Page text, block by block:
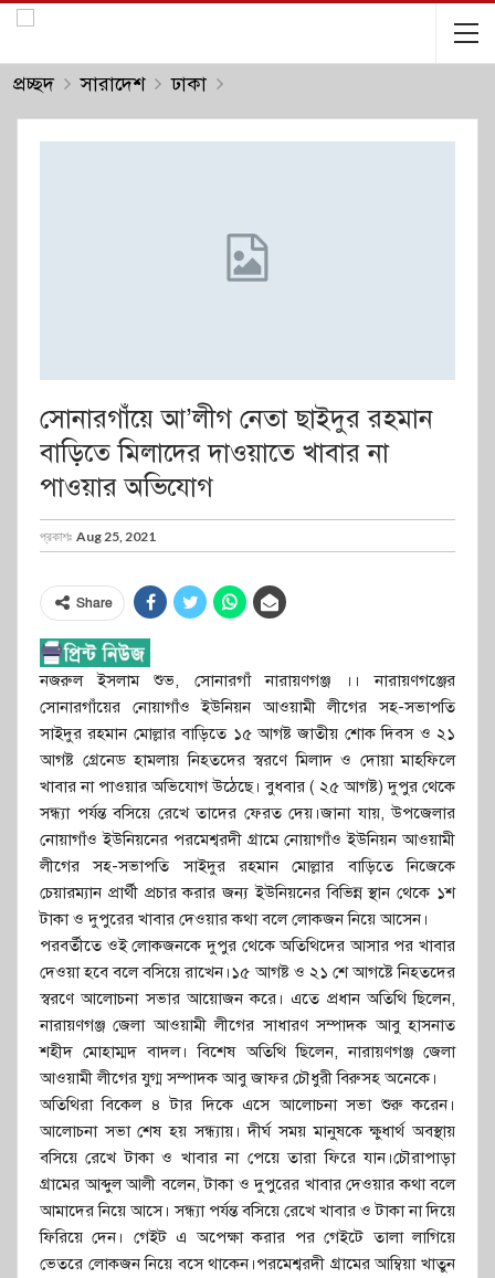
প্রচ্ছদ সারাদেশ ঢাকা
সোনারগাঁয়ে আ’লীগ নেতা ছাইদুর রহমান
বাড়িতে মিলাদের দাওয়াতে খাবার না
পাওয়ার অভিযোগ
প্রকাশঃ Aug 25, 2021
Share
নজরুল ইসলাম শুভ, সোনারগাঁ নারায়ণগঞ্জ ।। নারায়ণগঞ্জের
সোনারগাঁয়ের নোয়াগাঁও ইউনিয়ন আওয়ামী লীগের সহ-সভাপতি
সাইদুর রহমান মোল্লার বাড়িতে ১৫ আগষ্ট জাতীয় শোক দিবস ও ২১
আগষ্ট গ্রেনেড হামলায় নিহতদের স্বরণে মিলাদ ও দোয়া মাহফিলে
খাবার না পাওয়ার অভিযোগ উঠেছে। বুধবার ( ২৫ আগষ্ট) দুপুর থেকে
সন্ধ্যা পর্যন্ত বসিয়ে রেখে তাদের ফেরত দেয়।জানা যায়, উপজেলার
নোয়াগাঁও ইউনিয়নের পরমেশ্বরদী গ্রামে নোয়াগাঁও ইউনিয়ন আওয়ামী
লীগের সহ-সভাপতি সাইদুর রহমান মোল্লার বাড়িতে নিজেকে
চেয়ারম্যান প্রার্থী প্রচার করার জন্য ইউনিয়নের বিভিন্ন স্থান থেকে ১শ
টাকা ও দুপুরের খাবার দেওয়ার কথা বলে লোকজন নিয়ে আসেন।
পরবর্তীতে ওই লোকজনকে দুপুর থেকে অতিথিদের আসার পর খাবার
দেওয়া হবে বলে বসিয়ে রাখেন।১৫ আগষ্ট ও ২১ শে আগষ্টে নিহতদের
স্বরণে আলোচনা সভার আয়োজন করে। এতে প্রধান অতিথি ছিলেন,
নারায়ণগঞ্জ জেলা আওয়ামী লীগের সাধারণ সম্পাদক আবু হাসনাত
শহীদ মোহাম্মদ বাদল। বিশেষ অতিথি ছিলেন, নারায়ণগঞ্জ জেলা
আওয়ামী লীগের যুগ্ম সম্পাদক আবু জাফর চৌধুরী বিরুসহ অনেকে।
অতিথিরা বিকেল ৪ টার দিকে এসে আলোচনা সভা শুরু করেন।
আলোচনা সভা শেষ হয় সন্ধ্যায়। দীর্ঘ সময় মানুষকে ক্ষুধার্থ অবস্থায়
বসিয়ে রেখে টাকা ও খাবার না পেয়ে তারা ফিরে যান।চৌরাপাড়া
গ্রামের আব্দুল আলী বলেন, টাকা ও দুপুরের খাবার দেওয়ার কথা বলে
আমাদের নিয়ে আসে। সন্ধ্যা পর্যন্ত বসিয়ে রেখে খাবার ও টাকা না দিয়ে
ফিরিয়ে দেন। গেইট এ অপেক্ষা করার পর গেইটে তালা লাগিয়ে
ভেতরে লোকজন নিয়ে বসে থাকেন।পরমেশ্বরদী গ্রামের আম্বিয়া খাতুন